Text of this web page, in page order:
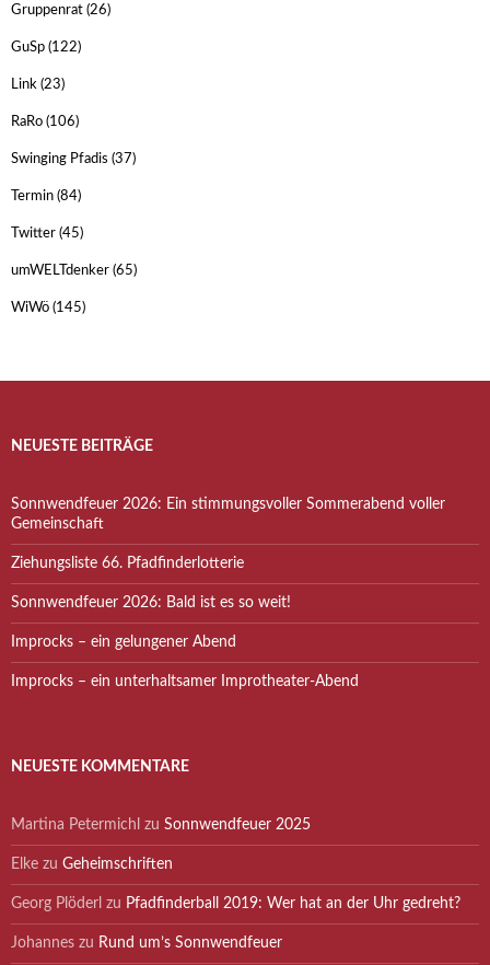
Gruppenrat (26)
GuSp (122)
Link (23)
RaRo (106)
Swinging Pfadis (37)
Termin (84)
Twitter (45)
umWELTdenker (65)
WiWö (145)
NEUESTE BEITRÄGE
Sonnwendfeuer 2026: Ein stimmungsvoller Sommerabend voller
Gemeinschaft
Ziehungsliste 66. Pfadfinderlotterie
Sonnwendfeuer 2026: Bald ist es so weit!
Improcks – ein gelungener Abend
Improcks – ein unterhaltsamer Improtheater-Abend
NEUESTE KOMMENTARE
Martina Petermichl zu Sonnwendfeuer 2025
Elke zu Geheimschriften
Georg Plöderl zu Pfadfinderball 2019: Wer hat an der Uhr gedreht?
Johannes zu Rund um’s Sonnwendfeuer